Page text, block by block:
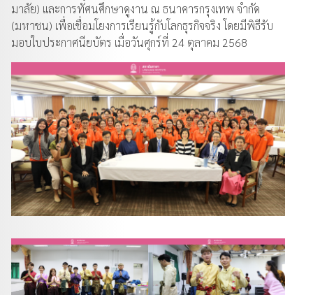
มาลัย) และการทัศนศึกษาดูงาน ณ ธนาคารกรุงเทพ จำกัด
(มหาชน) เพื่อเชื่อมโยงการเรียนรู้กับโลกธุรกิจจริง โดยมีพิธีรับ
มอบใบประกาศนียบัตร เมื่อวันศุกร์ที่ 24 ตุลาคม 2568